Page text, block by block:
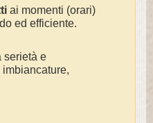
ai momenti (orari)
ed efficiente.
serietà e
imbiancature,